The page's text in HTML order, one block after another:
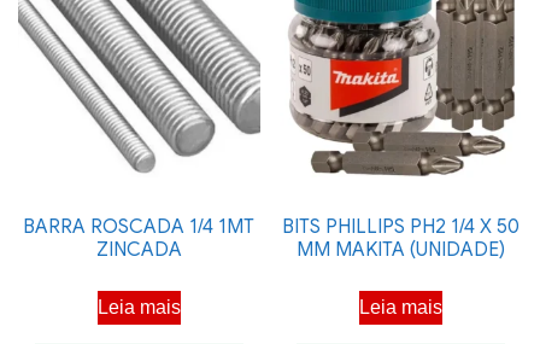
BARRA ROSCADA 1/4 1MT
ZINCADA
Leia mais
BITS PHILLIPS PH2 1/4 X 50
MM MAKITA (UNIDADE)
Leia mais